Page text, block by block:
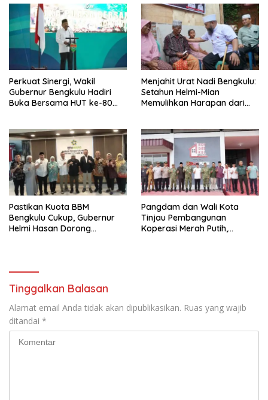
Perkuat Sinergi, Wakil
Gubernur Bengkulu Hadiri
Buka Bersama HUT ke-80
Menjahit Urat Nadi Bengkulu:
Setahun Helmi-Mian
Memulihkan Harapan dari
Pastikan Kuota BBM
Bengkulu Cukup, Gubernur
Helmi Hasan Dorong
Pangdam dan Wali Kota
Tinjau Pembangunan
Koperasi Merah Putih,
Tinggalkan Balasan
Alamat email Anda tidak akan dipublikasikan. Ruas yang wajib
ditandai *